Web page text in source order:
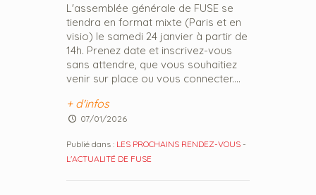
L'assemblée générale de FUSE se
tiendra en format mixte (Paris et en
visio) le samedi 24 janvier à partir de
14h. Prenez date et inscrivez-vous
sans attendre, que vous souhaitiez
venir sur place ou vous connecter....
+ d'infos
07/01/2026
Publié dans : LES PROCHAINS RENDEZ-VOUS -
L'ACTUALITÉ DE FUSE